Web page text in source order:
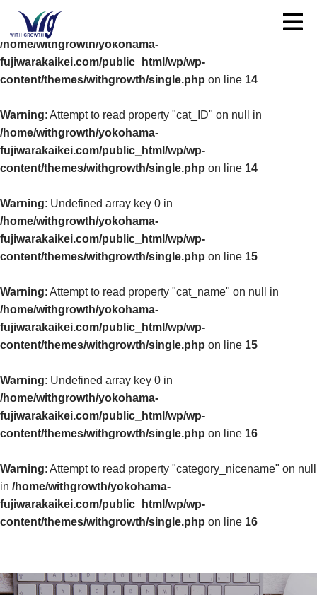
Warning: Undefined array key 0 in
/home/withgrowth/yokohama-
fujiwarakaikei.com/public_html/wp/wp-
content/themes/withgrowth/single.php on line 14
Warning: Attempt to read property "cat_ID" on null in
/home/withgrowth/yokohama-
fujiwarakaikei.com/public_html/wp/wp-
content/themes/withgrowth/single.php on line 14
Warning: Undefined array key 0 in
/home/withgrowth/yokohama-
fujiwarakaikei.com/public_html/wp/wp-
content/themes/withgrowth/single.php on line 15
Warning: Attempt to read property "cat_name" on null in
/home/withgrowth/yokohama-
fujiwarakaikei.com/public_html/wp/wp-
content/themes/withgrowth/single.php on line 15
Warning: Undefined array key 0 in
/home/withgrowth/yokohama-
fujiwarakaikei.com/public_html/wp/wp-
content/themes/withgrowth/single.php on line 16
Warning: Attempt to read property "category_nicename" on null
in /home/withgrowth/yokohama-
fujiwarakaikei.com/public_html/wp/wp-
content/themes/withgrowth/single.php on line 16